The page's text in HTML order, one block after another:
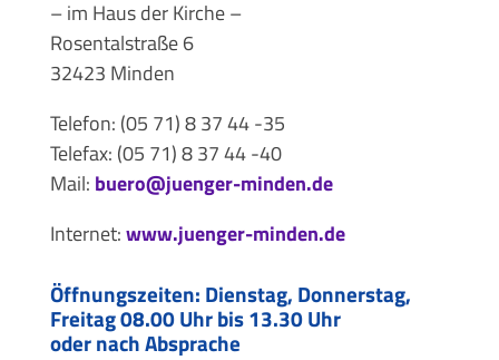
– im Haus der Kirche –
Rosentalstraße 6
32423 Minden
Telefon: (05 71) 8 37 44 -35
Telefax: (05 71) 8 37 44 -40
Mail: buero@juenger-minden.de
Internet:www.juenger-minden.de
Öffnungszeiten: Dienstag, Donnerstag,
Freitag 08.00 Uhr bis 13.30 Uhr
oder nach Absprache